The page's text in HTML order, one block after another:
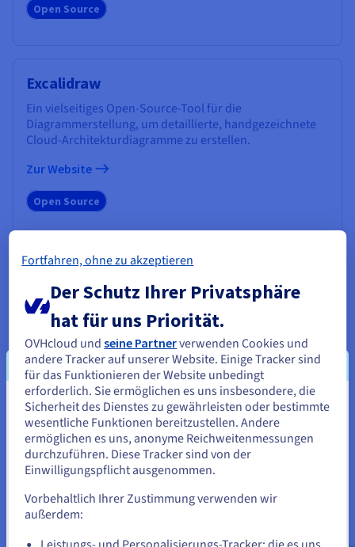
Open Source
Excalidraw
Ein vielseitiges Open-Source-Tool für die
Diagrammerstellung, um detaillierte, handgezeichnete
Cloud-Architekturdiagramme zu erstellen.
Zur Website
Open Source
Holori
Eine cloudnative SaaS-Plattform, die entwickelt wurde,
um das Management komplexer Architekturen zu
vereinfachen. So werden Skalierbarkeit,
Automatisierung und Betriebseffizienz verbessert.
Zur Website
SaaS
Brainboard
Eine kollaborative SaaS-Lösung, die es Teams
ermöglicht, Cloud-Architekturen in Echtzeit zu
Sie scheinen sich in Vereinigte
Staaten zu befinden.
Wenn Sie aus Vereinigte Staaten bestellen möchten, müssen Sie
sich auf der entsprechenden Website umsehen und dort einen
Account erstellen.
Fortfahren, ohne zu akzeptieren
Der Schutz Ihrer Privatsphäre
hat für uns Priorität.
OVHcloud undseine Partnerverwenden Cookies und
andere Tracker auf unserer Website. Einige Tracker sind
für das Funktionieren der Website unbedingt
erforderlich. Sie ermöglichen es uns insbesondere, die
Sicherheit des Dienstes zu gewährleisten oder bestimmte
wesentliche Funktionen bereitzustellen. Andere
ermöglichen es uns, anonyme Reichweitenmessungen
durchzuführen. Diese Tracker sind von der
Einwilligungspflicht ausgenommen.
Vorbehaltlich Ihrer Zustimmung verwenden wir
außerdem: